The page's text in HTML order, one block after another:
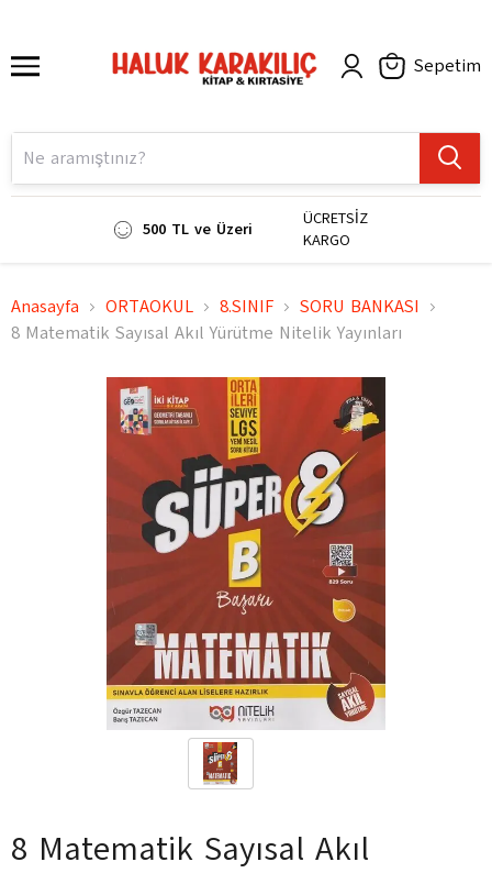
Sepetim
500 TL ve Üzeri
ÜCRETSİZ
KARGO
Anasayfa ORTAOKUL 8.SINIF
SORU BANKASI
8 Matematik Sayısal Akıl Yürütme Nitelik Yayınları
8 Matematik Sayısal Akıl